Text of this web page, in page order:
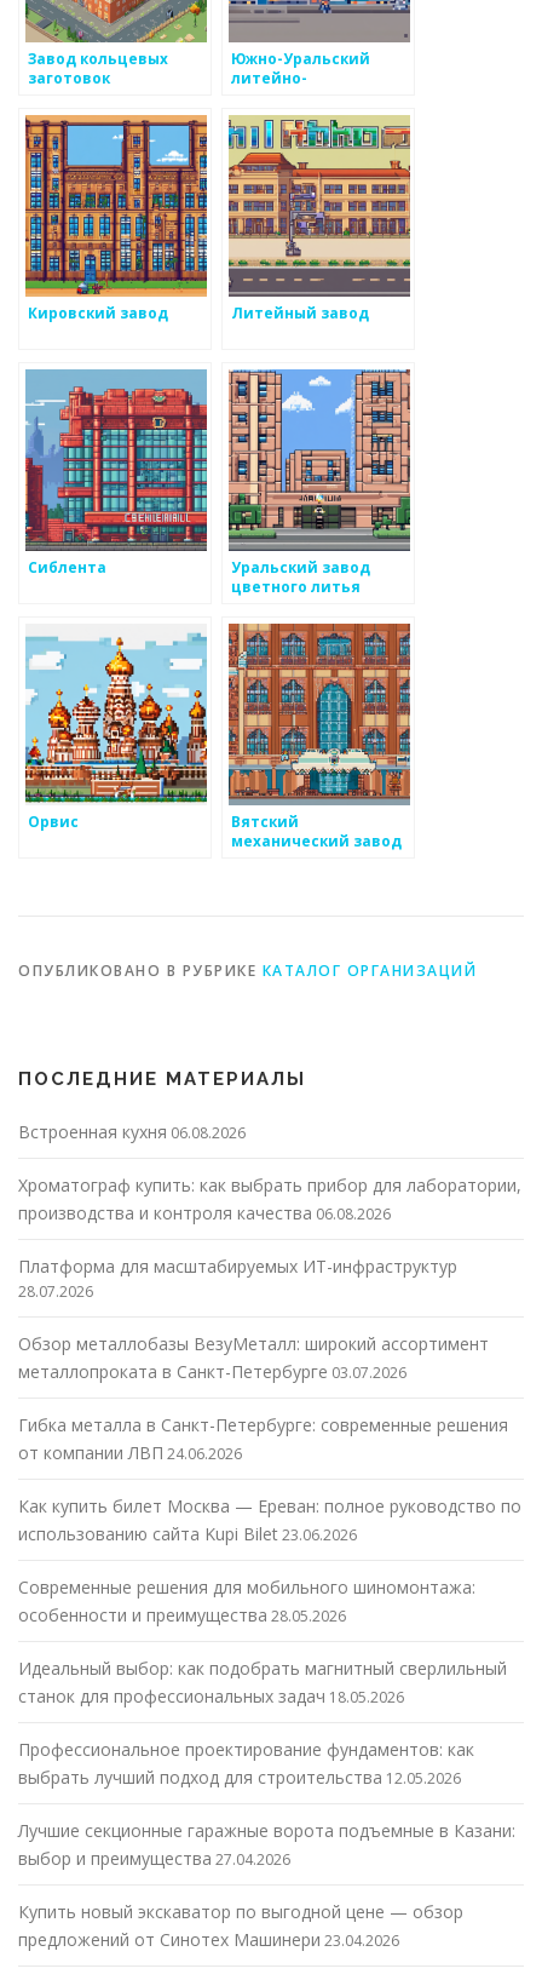
Завод кольцевых
заготовок
Южно-Уральский
литейно-
Кировский завод Литейный завод
Сиблента
Уральский завод
цветного литья
Орвис
Вятский
механический завод
ОПУБЛИКОВАНО В РУБРИКЕ КАТАЛОГ ОРГАНИЗАЦИЙ
ПОСЛЕДНИЕ МАТЕРИАЛЫ
Встроенная кухня 06.08.2026
Хроматограф купить: как выбрать прибор для лаборатории,
производства и контроля качества 06.08.2026
Платформа для масштабируемых ИТ-инфраструктур
28.07.2026
Обзор металлобазы ВезуМеталл: широкий ассортимент
металлопроката в Санкт-Петербурге 03.07.2026
Гибка металла в Санкт-Петербурге: современные решения
от компании ЛВП 24.06.2026
Как купить билет Москва — Ереван: полное руководство по
использованию сайта Kupi Bilet23.06.2026
Современные решения для мобильного шиномонтажа:
особенности и преимущества 28.05.2026
Идеальный выбор: как подобрать магнитный сверлильный
станок для профессиональных задач 18.05.2026
Профессиональное проектирование фундаментов: как
выбрать лучший подход для строительства 12.05.2026
Лучшие секционные гаражные ворота подъемные в Казани:
выбор и преимущества 27.04.2026
Купить новый экскаватор по выгодной цене — обзор
предложений от Синотех Машинери 23.04.2026